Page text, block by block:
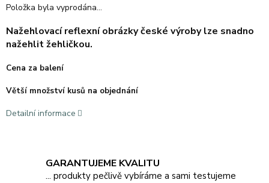
Položka byla vyprodána…
Nažehlovací reflexní obrázky české výroby lze snadno
nažehlit žehličkou.
Cena za balení
Větší množství kusů na objednání
Detailní informace
GARANTUJEME KVALITU
... produkty pečlivě vybíráme a sami testujeme